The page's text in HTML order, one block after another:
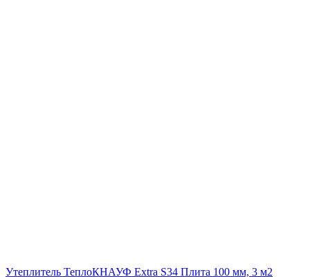
Утеплитель ТеплоКНАУФ Extra S34 Плита 100 мм, 3 м2